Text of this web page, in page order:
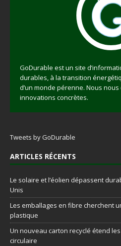
GoDurable est un site
durables, à la transition
d’un monde pérenne. Nous
innovations concrètes.
Tweets by GoDurable
ARTICLES RÉCENTS
Le solaire et l’éolien dépassent
Unis
Les emballages en fibre cherchent
plastique
Un nouveau carton recyclé étend
circulaire